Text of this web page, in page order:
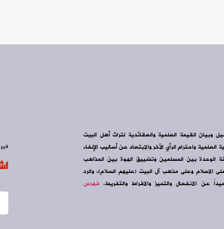
وبيان القيمة العلمية والعقائدية لتراث أهل البيت
واحترام الرأي الآخر والابتعاد عن أساليب الإلغاء
الوحدة بين المسلمين وتضييق الهوة بين المذاهب
الاسلام وعلى مذهب آل البيت (عليهم السلام)، والرد
عن الانفعال والتحيز والافراط والتفريط. فهرس